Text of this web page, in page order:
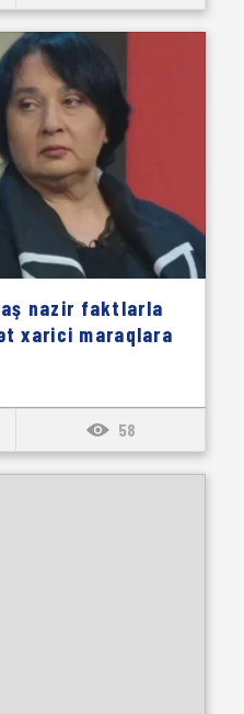
nazir faktlarla
xarici maraqlara
58